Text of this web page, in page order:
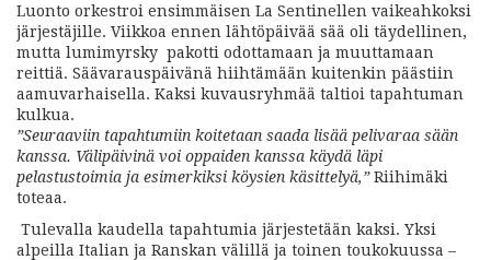
Luonto orkestroi ensimmäisen La Sentinellen vaikeahkoksi
järjestäjille. Viikkoa ennen lähtöpäivää sää oli täydellinen,
mutta lumimyrsky pakotti odottamaan ja muuttamaan
reittiä. Säävarauspäivänä hiihtämään kuitenkin päästiin
aamuvarhaisella. Kaksi kuvausryhmää taltioi tapahtuman
kulkua.
”Seuraaviin tapahtumiin koitetaan saada lisää pelivaraa sään
kanssa. Välipäivinä voi oppaiden kanssa käydä läpi
pelastustoimia ja esimerkiksi köysien käsittelyä,”Riihimäki
toteaa.
Tulevalla kaudella tapahtumia järjestetään kaksi. Yksi
alpeilla Italian ja Ranskan välillä ja toinen toukokuussa –